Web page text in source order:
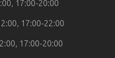
17:00-20:00
17:00-22:00
17:00-20:00